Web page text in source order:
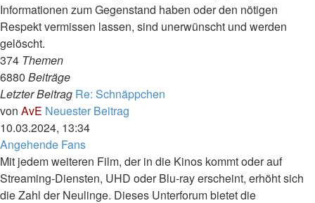
Informationen zum Gegenstand haben oder den nötigen
Respekt vermissen lassen, sind unerwünscht und werden
gelöscht.
374 Themen
6880 Beiträge
Letzter Beitrag Re: Schnäppchen
von AvE Neuester Beitrag
10.03.2024, 13:34
Angehende Fans
Mit jedem weiteren Film, der in die Kinos kommt oder auf
Streaming-Diensten, UHD oder Blu-ray erscheint, erhöht sich
die Zahl der Neulinge. Dieses Unterforum bietet die